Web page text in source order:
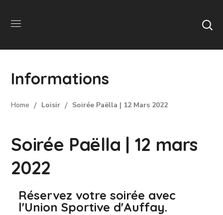
Informations
Home Loisir Soirée Paëlla | 12 Mars 2022
Soirée Paëlla | 12 mars
2022
Réservez votre soirée avec
l'Union Sportive d'Auffay.